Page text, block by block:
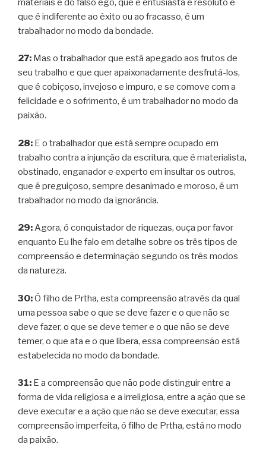
que é indiferente ao êxito ou ao fracasso, é um
trabalhador no modo da bondade.
27: Mas o trabalhador que está apegado aos frutos de
seu trabalho e que quer apaixonadamente desfrutá-los,
que é cobiçoso, invejoso e impuro, e se comove com a
felicidade e o sofrimento, é um trabalhador no modo da
paixão.
28: E o trabalhador que está sempre ocupado em
trabalho contra a injunção da escritura, que é materialista,
obstinado, enganador e experto em insultar os outros,
que é preguiçoso, sempre desanimado e moroso, é um
trabalhador no modo da ignorância.
29:Agora, ó conquistador de riquezas, ouça por favor
enquanto Eu lhe falo em detalhe sobre os três tipos de
compreensão e determinação segundo os três modos
da natureza.
30:Ó filho de Prtha, esta compreensão através da qual
uma pessoa sabe o que se deve fazer e o que não se
deve fazer, o que se deve temer e o que não se deve
temer, o que ata e o que libera, essa compreensão está
estabelecida no modo da bondade.
31: E a compreensão que não pode distinguir entre a
forma de vida religiosa e a irreligiosa, entre a ação que se
deve executar e a ação que não se deve executar, essa
compreensão imperfeita, ó filho de Prtha, está no modo
da paixão.